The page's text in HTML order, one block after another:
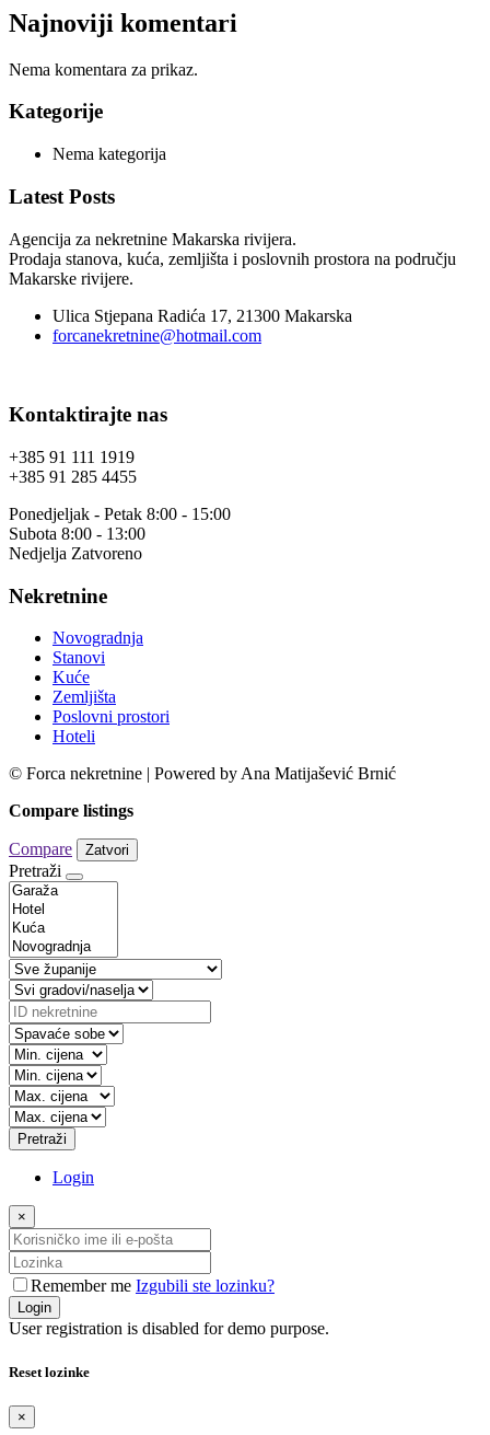
Najnoviji komentari
Nema komentara za prikaz.
Kategorije
Nema kategorija
Latest Posts
Agencija za nekretnine Makarska rivijera.
Prodaja stanova, kuća, zemljišta i poslovnih prostora na području
Makarske rivijere.
Ulica Stjepana Radića 17, 21300 Makarska
forcanekretnine@hotmail.com
Kontaktirajte nas
+385 91 111 1919
+385 91 285 4455
Ponedjeljak - Petak 8:00 - 15:00
Subota 8:00 - 13:00
Nedjelja Zatvoreno
Nekretnine
Novogradnja
Stanovi
Kuće
Zemljišta
Poslovni prostori
Hoteli
© Forca nekretnine | Powered by Ana Matijašević Brnić
Compare listings
Compare Zatvori
Pretraži
Pretraži
Login
×
Remember me Izgubili ste lozinku?
Login
User registration is disabled for demo purpose.
Reset lozinke
×